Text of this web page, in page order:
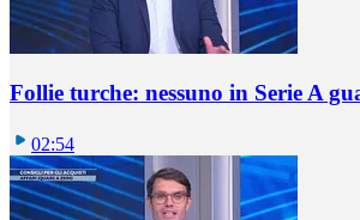
Follie turche: nessuno in Serie A
02:54